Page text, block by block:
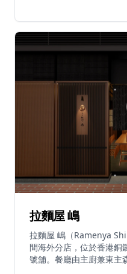
Burger在香港其他地區
持活躍，展示他們受歡迎
拉麵屋 嶋
拉麵屋 嶋（Ramenya
間海外分店，位於香港銅
號舖。餐廳由主廚兼東